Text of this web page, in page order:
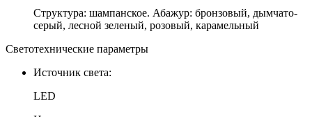
Структура: шампанское. Абажур: бронзовый, дымчато-
серый, лесной зеленый, розовый, карамельный
Светотехнические параметры
Источник света:
LED